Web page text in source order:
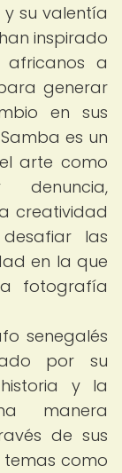
y su valentía
inspirado
a
generar
en sus
es un
arte como
creatividad
las
en la que
fotografía
senegalés
por su
y la
manera
de sus
temas como